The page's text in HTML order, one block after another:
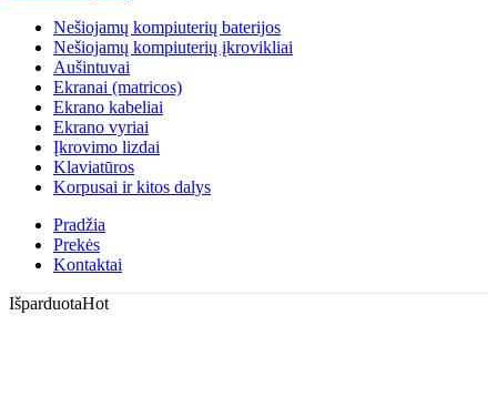
Nešiojamų kompiuterių baterijos
Nešiojamų kompiuterių įkrovikliai
Aušintuvai
Ekranai (matricos)
Ekrano kabeliai
Ekrano vyriai
Įkrovimo lizdai
Klaviatūros
Korpusai ir kitos dalys
Pradžia
Prekės
Kontaktai
IšparduotaHot